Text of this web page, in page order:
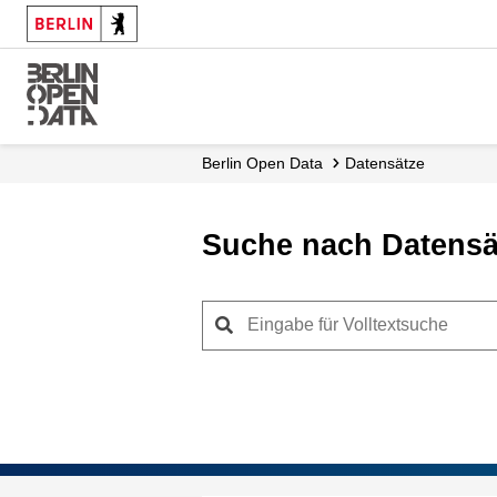
Skip
main
content
Berlin Open Data Datensätze
Suche nach